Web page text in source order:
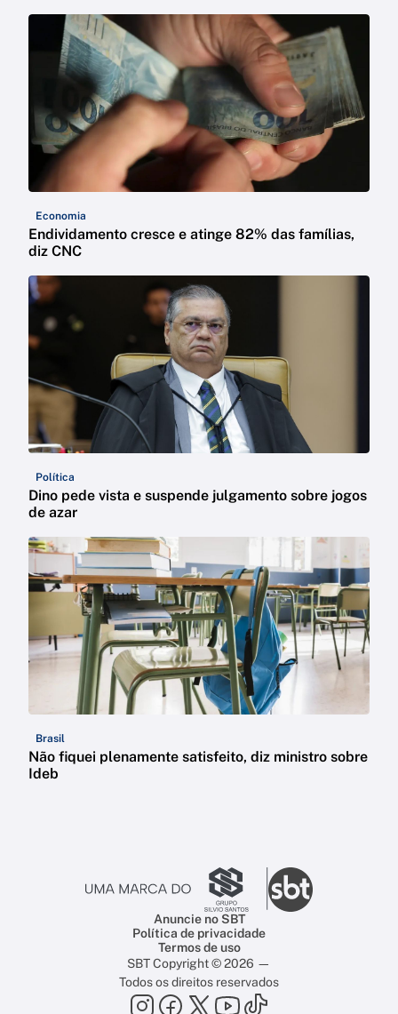
Economia
Endividamento cresce e atinge 82% das famílias,
diz CNC
Política
Dino pede vista e suspende julgamento sobre jogos
de azar
Brasil
Não fiquei plenamente satisfeito, diz ministro sobre
Ideb
Anuncie no SBT
Política de privacidade
Termos de uso
SBT Copyright © 2026 —
Todos os direitos reservados